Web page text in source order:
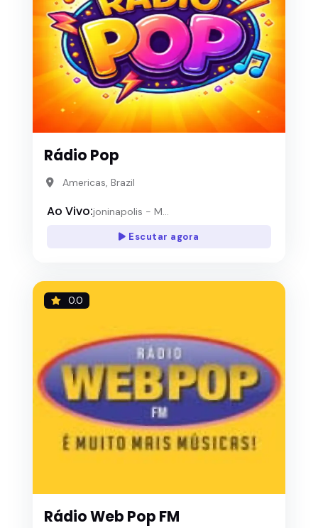
Rádio Pop
Americas, Brazil
Ao Vivo:joninapolis - M...
Escutar agora
0.0
Rádio Web Pop FM